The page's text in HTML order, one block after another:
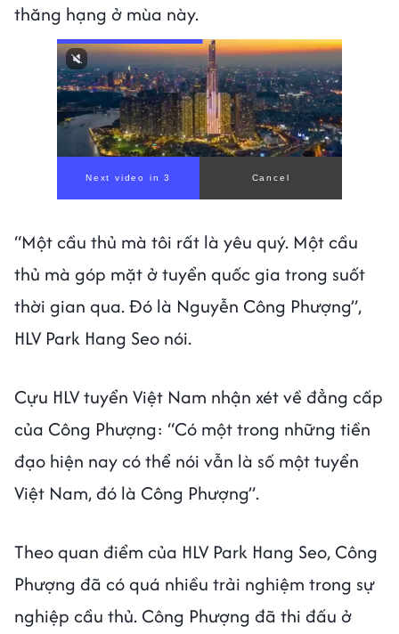
thăng hạng ở mùa này.
Next video in 1 Cancel
“Một cầu thủ mà tôi rất là yêu quý. Một cầu
thủ mà góp mặt ở tuyển quốc gia trong suốt
thời gian qua. Đó là Nguyễn Công Phượng”,
HLV Park Hang Seo nói.
Cựu HLV tuyển Việt Nam nhận xét về đẳng cấp
của Công Phượng: “Có một trong những tiền
đạo hiện nay có thể nói vẫn là số một tuyển
Việt Nam, đó là Công Phượng”.
Theo quan điểm của HLV Park Hang Seo, Công
Phượng đã có quá nhiều trải nghiệm trong sự
nghiệp cầu thủ. Công Phượng đã thi đấu ở